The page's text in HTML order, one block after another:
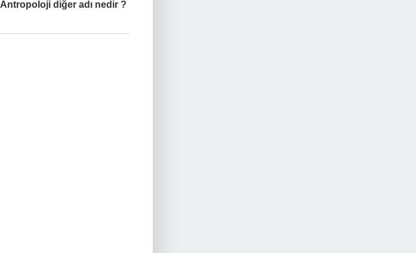
Antropoloji diğer adı nedir ?